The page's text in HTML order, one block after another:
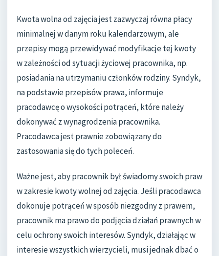
Kwota wolna od zajęcia jest zazwyczaj równa płacy
minimalnej w danym roku kalendarzowym, ale
przepisy mogą przewidywać modyfikacje tej kwoty
w zależności od sytuacji życiowej pracownika, np.
posiadania na utrzymaniu członków rodziny. Syndyk,
na podstawie przepisów prawa, informuje
pracodawcę o wysokości potrąceń, które należy
dokonywać z wynagrodzenia pracownika.
Pracodawca jest prawnie zobowiązany do
zastosowania się do tych poleceń.
Ważne jest, aby pracownik był świadomy swoich praw
w zakresie kwoty wolnej od zajęcia. Jeśli pracodawca
dokonuje potrąceń w sposób niezgodny z prawem,
pracownik ma prawo do podjęcia działań prawnych w
celu ochrony swoich interesów. Syndyk, działając w
interesie wszystkich wierzycieli, musi jednak dbać o